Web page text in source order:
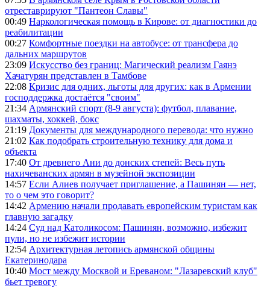
отреставрируют "Пантеон Славы"
00:49 Наркологическая помощь в Кирове: от диагностики до
реабилитации
00:27 Комфортные поездки на автобусе: от трансфера до
дальних маршрутов
23:09 Искусство без границ: Магический реализм Гаянэ
Хачатурян представлен в Тамбове
22:08 Кризис для одних, льготы для других: как в Армении
господдержка достаётся "своим"
21:34 Армянский спорт (8-9 августа): футбол, плавание,
шахматы, хоккей, бокс
21:19 Документы для международного перевода: что нужно
21:02 Как подобрать строительную технику для дома и
объекта
17:40 От древнего Ани до донских степей: Весь путь
нахичеванских армян в музейной экспозиции
14:57 Если Алиев получает приглашение, а Пашинян — нет,
то о чем это говорит?
14:42 Армению начали продавать европейским туристам как
главную загадку
14:24 Суд над Католикосом: Пашинян, возможно, избежит
пули, но не избежит истории
12:54 Архитектурная летопись армянской общины
Екатеринодара
10:40 Мост между Москвой и Ереваном: "Лазаревский клуб"
бьет тревогу